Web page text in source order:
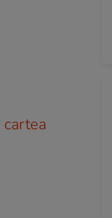
cartea